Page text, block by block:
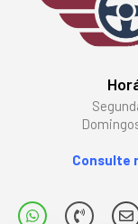
Consulte